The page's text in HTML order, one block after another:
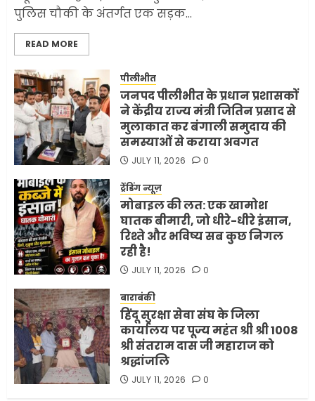
3
व्यवहार क्यों?
JUNE 1, 2026 0
4
अमेरिका ने फिर से ईरान को युद्ध
समाप्त करने के लिए भेजी अपनी 5
MAY 18, 2026
5
भारत-अमेरिका व्यापार समझौता
ट्रंप ने किया एलान
FEBRUARY 3, 2026
पुलिस चौकी के अंतर्गत एक सड़क...
READ MORE
पीलीभीत
जनपद पीलीभीत के प्रधान प्रशासकों
ने केंद्रीय राज्य मंत्री जितिन प्रसाद से
मुलाकात कर बंगाली समुदाय की
समस्याओं से कराया अवगत
JULY 11, 2026 0
ट्रेंडिंग न्यूज़
मोबाइल की लत: एक खामोश
घातक बीमारी, जो धीरे-धीरे इंसान,
रिश्ते और भविष्य सब कुछ निगल
रही है!
JULY 11, 2026 0
बाराबंकी
हिंदू सुरक्षा सेवा संघ के जिला
कार्यालय पर पूज्य महंत श्री श्री 1008
श्री संतराम दास जी महाराज को
श्रद्धांजलि
JULY 11, 2026 0